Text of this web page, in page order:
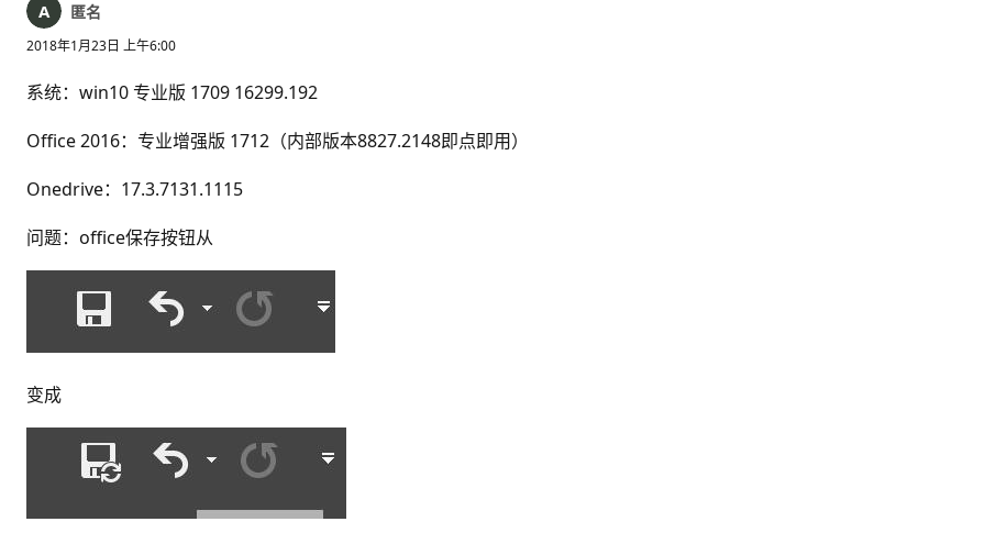
匿名
2018年1月23日 上午6:00
系统：win10 专业版 1709 16299.192
Office 2016：专业增强版 1712（内部版本8827.2148即点即用）
Onedrive：17.3.7131.1115
问题：office保存按钮从
变成